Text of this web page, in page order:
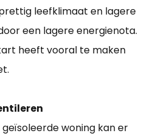
leefklimaat en lagere
een lagere energienota.
heeft vooral te maken
woning kan er